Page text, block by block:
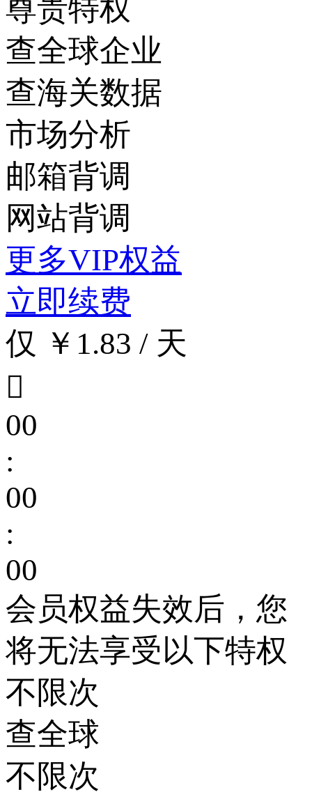
尊贵特权
查全球企业
查海关数据
市场分析
邮箱背调
网站背调
更多VIP权益
立即续费
仅 ￥1.83 / 天

00
:
00
:
00
会员权益失效后，您
将无法享受以下特权
不限次
查全球
不限次